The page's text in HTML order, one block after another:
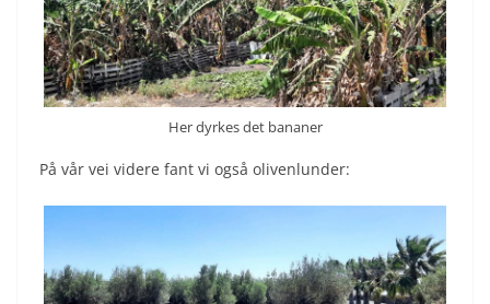
Her dyrkes det bananer
På vår vei videre fant vi også olivenlunder: